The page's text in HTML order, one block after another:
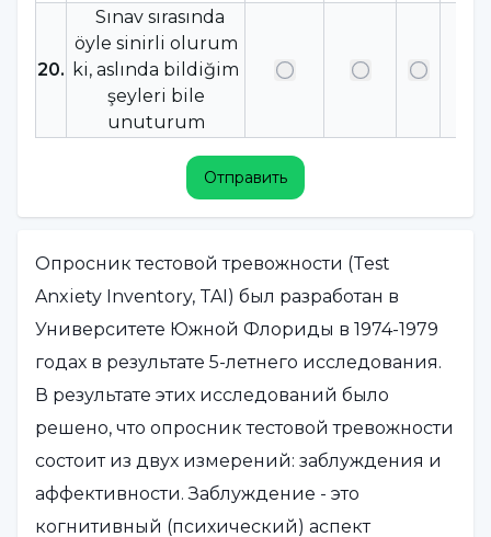
20.
Sınav sırasında
öyle sinirli olurum
ki, aslında bildiğim
şeyleri bile
unuturum
Отправить
Опросник тестовой тревожности (Test
Anxiety Inventory, TAI) был разработан в
Университете Южной Флориды в 1974-1979
годах в результате 5-летнего исследования.
В результате этих исследований было
решено, что опросник тестовой тревожности
состоит из двух измерений: заблуждения и
аффективности. Заблуждение - это
когнитивный (психический) аспект